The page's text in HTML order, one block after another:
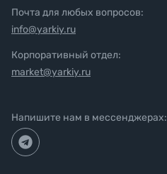
Почта для любых вопросов:
info@yarkiy.ru
Корпоративный отдел:
market@yarkiy.ru
Напишите нам в мессенджерах: